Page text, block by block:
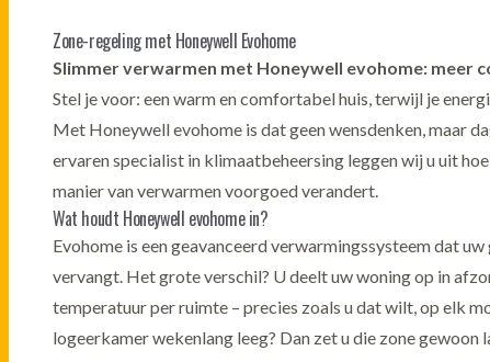
Zone-regeling met Honeywell Evohome
Slimmer verwarmen met Honeywell evohome: meer
Stel je voor: eenwarm encomfortabel huis,terwijl je
Met Honeywell evohome is dat geen wensdenken,maar
ervarenspecialist in klimaatbeheersing leggen wij u uit hoe
manier vanverwarmen voorgoed verandert.
Wat houdt Honeywell evohome in?
Evohome is een geavanceerd verwarmingssysteem dat
vervangt. Het grote verschil? U deelt uw woning op in
temperatuur per ruimte – precies zoals u dat wilt, op elk
logeerkamer wekenlang leeg? Dan zet u die zone gewoon